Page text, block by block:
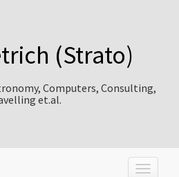
(Strato)
Computers, Consulting,
et.al.
T